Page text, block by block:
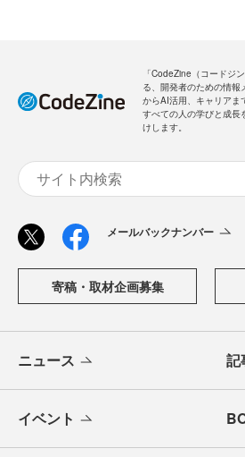
「CodeZine（コードジ
る、開発者のための情報
からAI活用、キャリアま
すべての人の学びと成長
けします。
メールバックナンバー
寄稿・取材企画募集
ニュース 記
イベント